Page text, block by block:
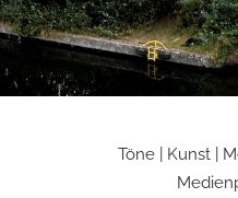
Zum
Inhalt
springen
MartinTöne | Kunst |